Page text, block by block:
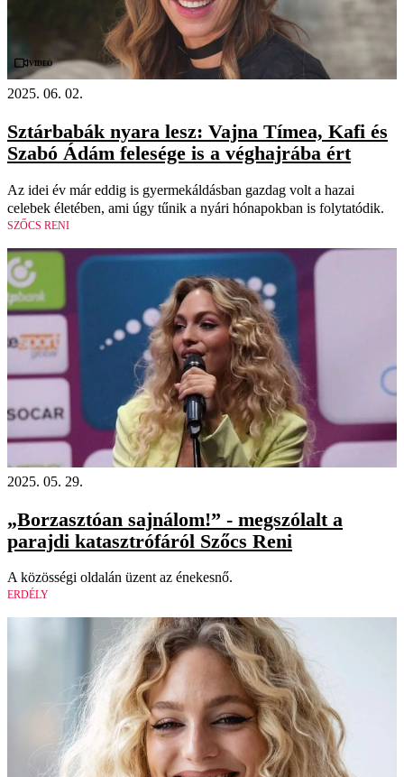
Videó
2025. 06. 02.
Sztárbabák nyara lesz: Vajna Tímea, Kafi és
Szabó Ádám felesége is a véghajrába ért
Az idei év már eddig is gyermekáldásban gazdag volt a hazai
celebek életében, ami úgy tűnik a nyári hónapokban is folytatódik.
SZŐCS RENI
2025. 05. 29.
„Borzasztóan sajnálom!” - megszólalt a
parajdi katasztrófáról Szőcs Reni
A közösségi oldalán üzent az énekesnő.
ERDÉLY